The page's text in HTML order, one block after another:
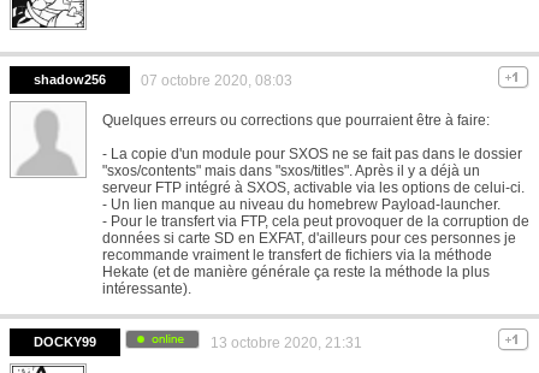
shadow256 07 octobre 2020, 08:03
Quelques erreurs ou corrections que pourraient être à faire:
- La copie d'un module pour SXOS ne se fait pas dans le dossier
"sxos/contents" mais dans "sxos/titles". Après il y a déjà un
serveur FTP intégré à SXOS, activable via les options de celui-ci.
- Un lien manque au niveau du homebrew Payload-launcher.
- Pour le transfert via FTP, cela peut provoquer de la corruption de
données si carte SD en EXFAT, d'ailleurs pour ces personnes je
recommande vraiment le transfert de fichiers via la méthode
Hekate (et de manière générale ça reste la méthode la plus
intéressante).
DOCKY99 13 octobre 2020, 21:31